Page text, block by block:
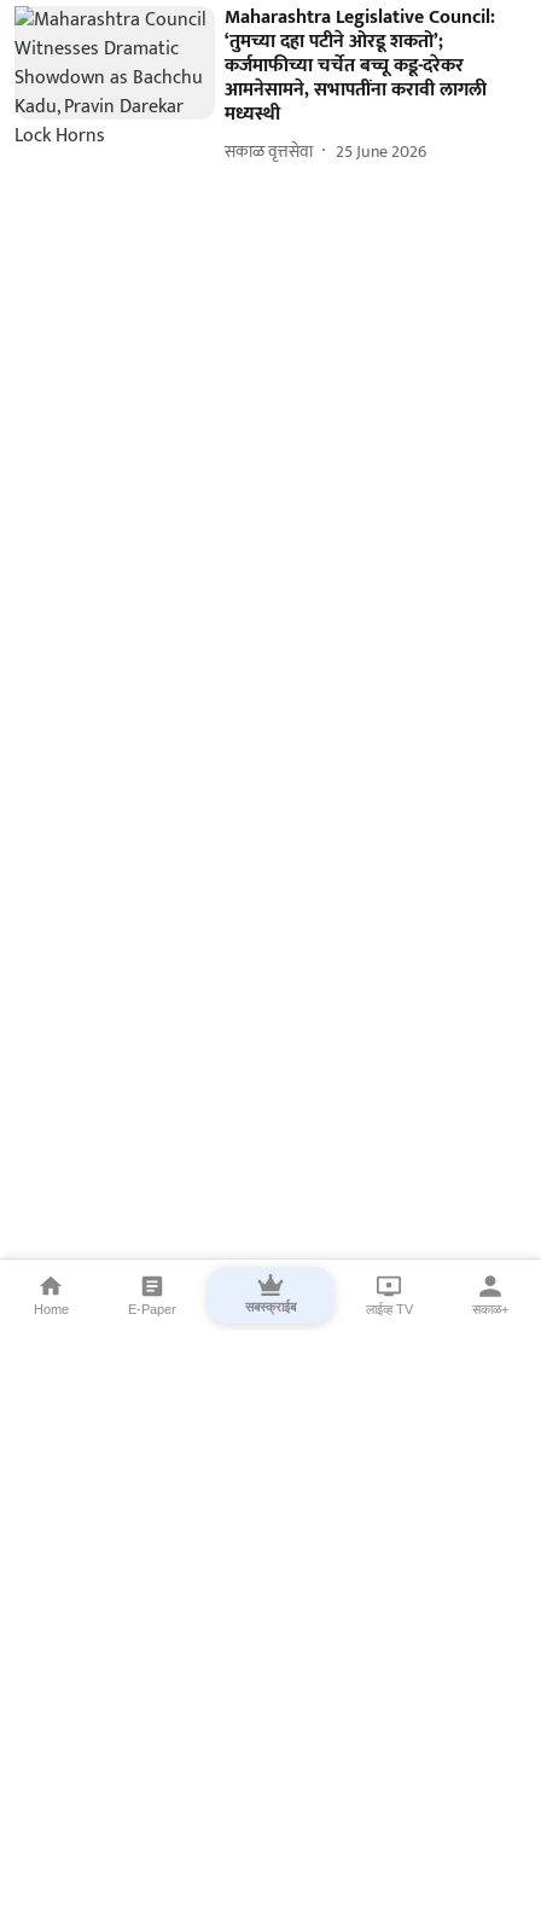
Maharashtra Legislative Council:
‘तुमच्या दहा पटीने ओरडू शकतो’;
कर्जमाफीच्या चर्चेत बच्चू कडू-दरेकर
आमनेसामने, सभापतींना करावी लागली
मध्यस्थी
सकाळ वृत्तसेवा 25 June 2026
Home E-Paper सबस्क्राईब लाईव्ह TV सकाळ+